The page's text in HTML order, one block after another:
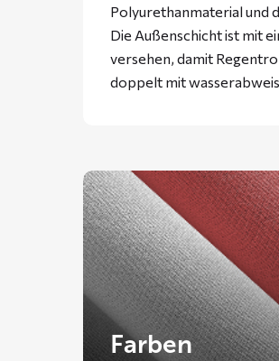
Polyurethanmaterial und
Die Außenschicht ist mit
versehen, damit
doppelt mit
Farben